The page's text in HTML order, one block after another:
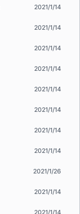
2021/1/14
2021/1/14
2021/1/14
2021/1/14
2021/1/14
2021/1/14
2021/1/14
2021/1/14
2021/1/26
2021/1/14
2021/1/14